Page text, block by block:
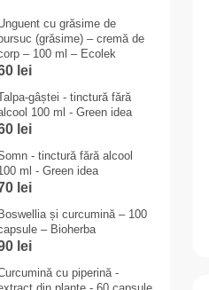
cu grăsime de
bursuc (grăsime) – cremă de
– 100 ml – Ecolek
lei
gâștei - tinctură fără
100 ml - Green idea
lei
- tinctură fără alcool
ml - Green idea
lei
Boswellia și curcumină – 100
– Bioherba
lei
cu piperină -